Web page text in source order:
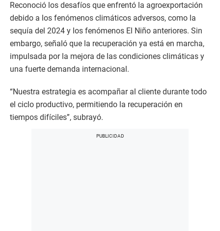
Reconoció los desafíos que enfrentó la agroexportación
debido a los fenómenos climáticos adversos, como la
sequía del 2024 y los fenómenos El Niño anteriores. Sin
embargo, señaló que la recuperación ya está en marcha,
impulsada por la mejora de las condiciones climáticas y
una fuerte demanda internacional.
“Nuestra estrategia es acompañar al cliente durante todo
el ciclo productivo, permitiendo la recuperación en
tiempos difíciles”, subrayó.